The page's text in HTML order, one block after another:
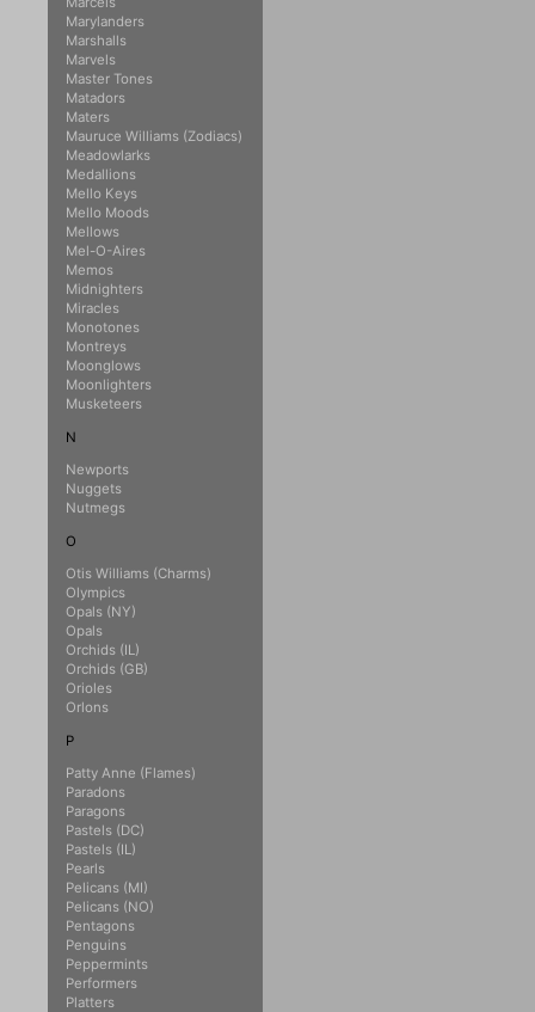
Marylanders
Marshalls
Marvels
Master Tones
Matadors
Maters
Mauruce Williams (Zodiacs)
Meadowlarks
Medallions
Mello Keys
Mello Moods
Mellows
Mel-O-Aires
Memos
Midnighters
Miracles
Monotones
Montreys
Moonglows
Moonlighters
Musketeers
N
Newports
Nuggets
Nutmegs
O
Otis Williams (Charms)
Olympics
Opals (NY)
Opals
Orchids (IL)
Orchids (GB)
Orioles
Orlons
P
Patty Anne (Flames)
Paradons
Paragons
Pastels (DC)
Pastels (IL)
Pearls
Pelicans (MI)
Pelicans (NO)
Pentagons
Penguins
Peppermints
Performers
Platters